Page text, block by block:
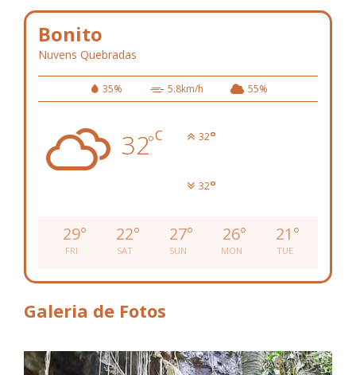
Bonito
Nuvens Quebradas
35% 5.8km/h 55%
32°C 32°
32°
29°
FRI
22°
SAT
27°
SUN
26°
MON
21°
TUE
Galeria de Fotos